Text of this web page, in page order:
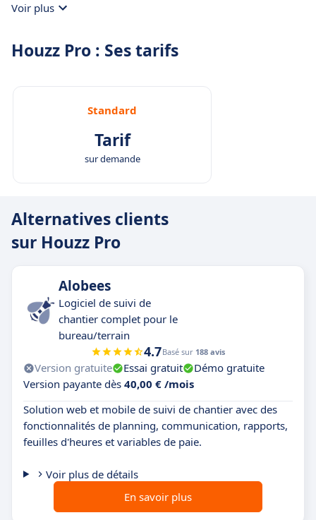
Voir plus
Houzz Pro : Ses tarifs
Standard
Tarif
sur demande
Alternatives clients
sur Houzz Pro
Alobees
Logiciel de suivi de
chantier complet pour le
bureau/terrain
4.7Basé sur 188 avis
Version gratuite Essai gratuit
Démo gratuite
Version payante dès 40,00 € /mois
Solution web et mobile de suivi de chantier avec des
fonctionnalités de planning, communication, rapports,
feuilles d'heures et variables de paie.
Voir plus de détails
En savoir plus